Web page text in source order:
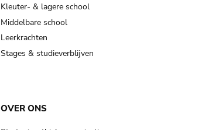
Kleuter- & lagere school
Middelbare school
Leerkrachten
Stages & studieverblijven
OVER ONS